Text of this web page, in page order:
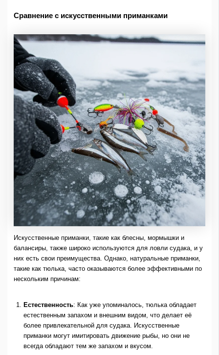
Сравнение с искусственными приманками
Искусственные приманки, такие как блесны, мормышки и
балансиры, также широко используются для ловли судака, и у
них есть свои преимущества. Однако, натуральные приманки,
такие как тюлька, часто оказываются более эффективными по
нескольким причинам:
Естественность: Как уже упоминалось, тюлька обладает
естественным запахом и внешним видом, что делает её
более привлекательной для судака. Искусственные
приманки могут имитировать движение рыбы, но они не
всегда обладают тем же запахом и вкусом.